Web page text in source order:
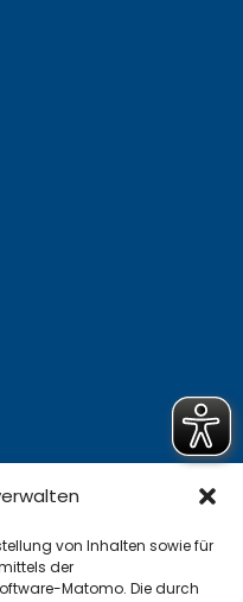
von Inhalten sowie für
der
Matomo. Die durch